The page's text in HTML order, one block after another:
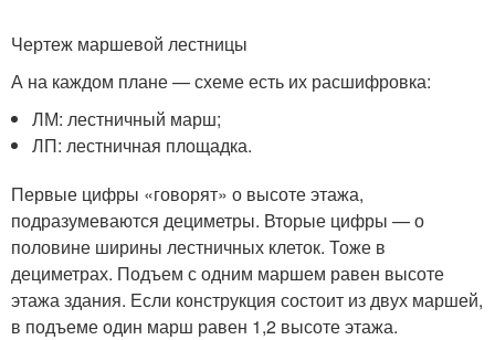
Чертеж маршевой лестницы
А на каждом плане — схеме есть их расшифровка:
ЛМ: лестничный марш;
ЛП: лестничная площадка.
Первые цифры «говорят» о высоте этажа,
подразумеваются дециметры. Вторые цифры — о
половине ширины лестничных клеток. Тоже в
дециметрах. Подъем с одним маршем равен высоте
этажа здания. Если конструкция состоит из двух маршей,
в подъеме один марш равен 1,2 высоте этажа.